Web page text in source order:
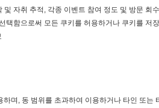
자취 추적, 각종 이벤트 참여 정도 및 방문 회
함으로써 모든 쿠키를 허용하거나 쿠키를
며, 동 범위를 초과하여 이용하거나 타인 또는